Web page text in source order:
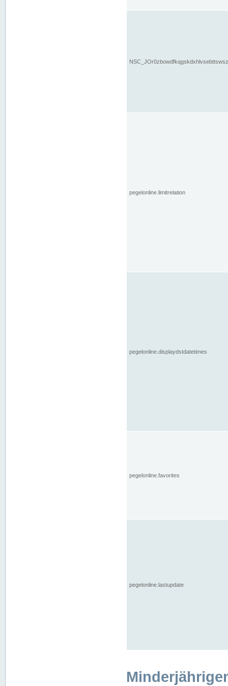
pegelonline.limitrelation
pegelonline.displaydstdatetimes
pegelonline.favorites
pegelonline.lastupdate